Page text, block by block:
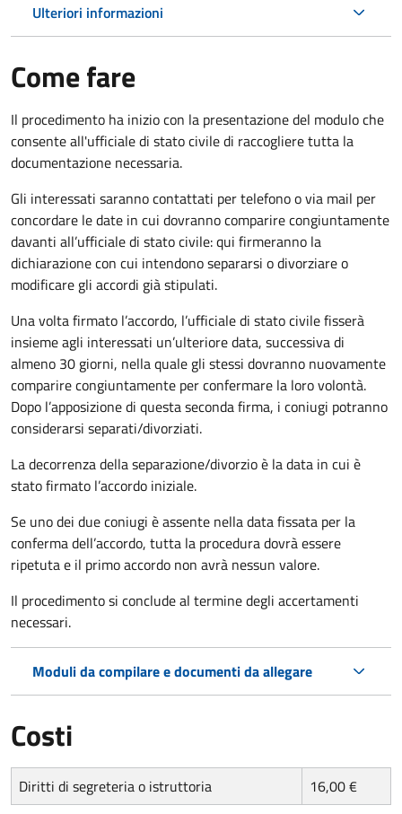
Ulteriori informazioni
Come fare
Il procedimento ha inizio con la presentazione del modulo che
consente all'ufficiale di stato civile di raccogliere tutta la
documentazione necessaria.
Gli interessati saranno contattati per telefono o via mail per
concordare le date in cui dovranno comparire congiuntamente
davanti all’ufficiale di stato civile: qui firmeranno la
dichiarazione con cui intendono separarsi o divorziare o
modificare gli accordi già stipulati.
Una volta firmato l’accordo, l’ufficiale di stato civile fisserà
insieme agli interessati un’ulteriore data, successiva di
almeno 30 giorni, nella quale gli stessi dovranno nuovamente
comparire congiuntamente per confermare la loro volontà.
Dopo l’apposizione di questa seconda firma, i coniugi potranno
considerarsi separati/divorziati.
La decorrenza della separazione/divorzio è la data in cui è
stato firmato l’accordo iniziale.
Se uno dei due coniugi è assente nella data fissata per la
conferma dell’accordo, tutta la procedura dovrà essere
ripetuta e il primo accordo non avrà nessun valore.
Il procedimento si conclude al termine degli accertamenti
necessari.
Moduli da compilare e documenti da allegare
Costi
Diritti di segreteria o istruttoria 16,00 €